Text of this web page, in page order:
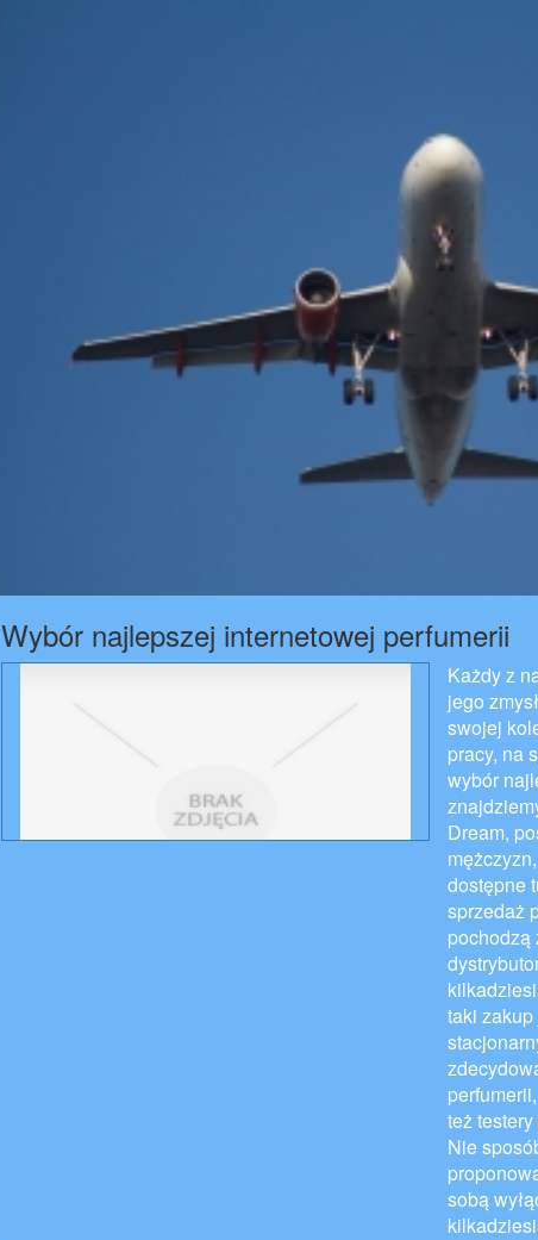
Wybór najlepszej internetowej perfumerii
Każdy z
jego
swojej
pracy, na
wybór
Dream,
dostępne
sprzedaż
pochodzą
taki
też
Nie
sobą